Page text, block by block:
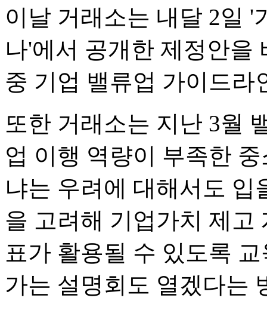
이날 거래소는 내달 2일 '
나'에서 공개한 제정안을
중 기업 밸류업 가이드라
또한 거래소는 지난 3월
업 이행 역량이 부족한
냐는 우려에 대해서도 입
을 고려해 기업가치 제고
표가 활용될 수 있도록
가는 설명회도 열겠다는